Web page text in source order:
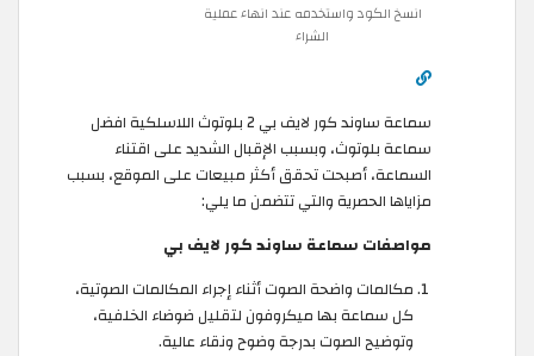
انسخ الكود واستخدمه عند انهاء عملية
الشراء
سماعة ساوند كور لايف بي 2 بلوتوث اللاسلكية افضل
سماعة بلوتوث، وبسبب الإقبال الشديد على اقتناء
السماعة، أصبحت تحقق أكثر مبيعات على الموقع، بسبب
مزاياها الحصرية والتي تتضمن ما يلي:
مواصفات سماعة ساوند كور لايف بي
مكالمات واضحة الصوت أثناء إجراء المكالمات الصوتية،
كل سماعة بها ميكروفون لتقليل ضوضاء الخلفية،
وتوضيح الصوت بدرجة وضوح ونقاء عالية.